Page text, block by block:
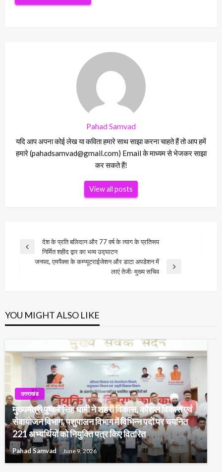
Pahad Samvad
यदि आप अपना कोई लेख या कविता हमारे साथ साझा करना चाहते हैं तो आप हमें
हमारे (pahadsamvad@gmail.com) Email के माध्यम से भेजकर साझा
कर सकते हैं!
View all posts
Post
navigation
Previous
देश के प्रति बलिदान और 77 वर्ष के त्याग के प्रतिरूप
निर्मित शहीद द्वार का भव्य उद्घाटन
जनपद, एमपैक्स के कम्प्यूटराईजेशन और डाटा अपडेशन में
लाएं तेजीः मुख्य सचिव
YOU MIGHT ALSO LIKE
उत्तराखंड
मुख्यमंत्री पुष्कर सिंह धामी ने शहरी विकास, कौशल विकास एवं
सेवायोजन विभाग, पशुपालन विभाग में विभिन्न पदों पर चयनित
221 अभ्यर्थियों को नियुक्ति पत्र किए वितरित
Pahad Samvad June 9, 2026